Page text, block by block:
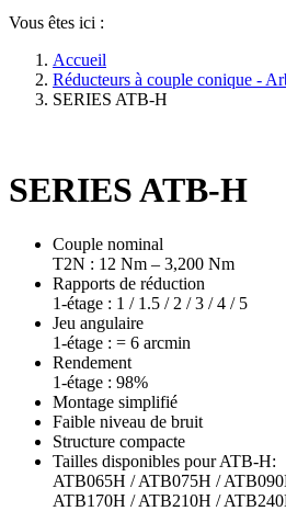
Vous êtes ici :
Accueil
Réducteurs à couple conique -
SERIES ATB-H
SERIES ATB-H
Couple nominal
T2N : 12 Nm – 3,200 Nm
Rapports de réduction
1-étage : 1 / 1.5 / 2 / 3 / 4 / 5
Jeu angulaire
1-étage : = 6 arcmin
Rendement
1-étage : 98%
Montage simplifié
Faible niveau de bruit
Structure compacte
Tailles disponibles pour ATB-H:
ATB065H / ATB075H /
ATB170H / ATB210H /